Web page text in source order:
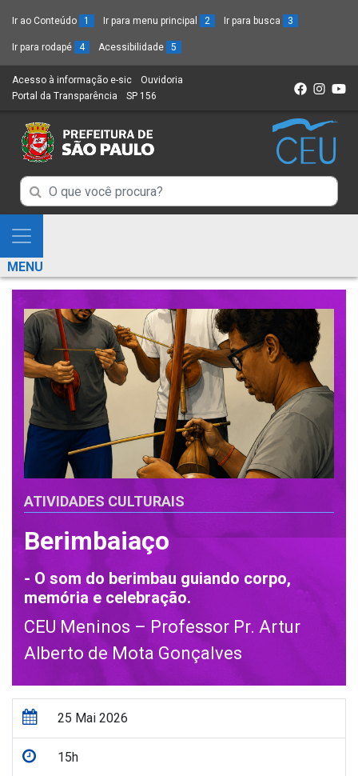
Ir ao Conteúdo 1 Ir para menu principal 2 Ir para busca 3
Ir para rodapé 4 Acessibilidade 5
Acesso à informação e-sic (Link
para
novo
sítio)
Ouvidoria
Portal da Transparência (Link
um
novo
SP 156
Campo
de
Busca
de
informações
Campo
de
de
informações
Mostra
e
Esconde
Menu
MENU
ATIVIDADES CULTURAIS
Berimbaiaço
- O som do berimbau guiando corpo,
memória e celebração.
CEU Meninos – Professor Pr. Artur
Alberto de Mota Gonçalves
25 Mai 2026
15h